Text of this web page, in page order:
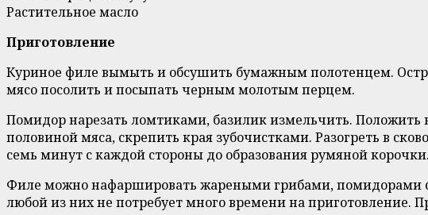
Растительное масло
Приготовление
Куриное филе вымыть и обсушить бумажным полотенцем.
мясо посолить и посыпать черным молотым перцем.
Помидор нарезать ломтиками, базилик измельчить.
половиной мяса, скрепить края зубочистками. Разогреть в
семь минут с каждой стороны до образования румяной корочки.
Филе можно нафаршировать жареными грибами, помидорами с
любой из них не потребует много времени на приготовление.